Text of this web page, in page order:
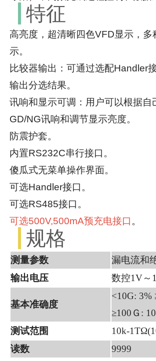
特征
高亮度，超清晰四色VFD显示，多
示。
比较器输出：可通过选配Handler
输出分选结果。
讯响和显示可调：用户可以根据自
GD/NG讯响和调节显示亮度。
防震护套。
内置RS232C串行接口。
傻瓜式无菜单操作界面。
可选Handler接口。
可选RS485接口。
可选500V,500mA预充电接口 。
规格
测量参数
漏电流和
输出电压
数控1V～
基本准确度
<10G: 3%
≥100Ｇ:
测试范围
10k-
读数
9999